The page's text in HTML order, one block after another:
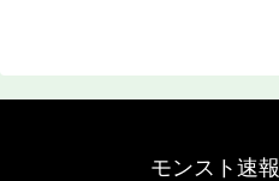
モンスト速